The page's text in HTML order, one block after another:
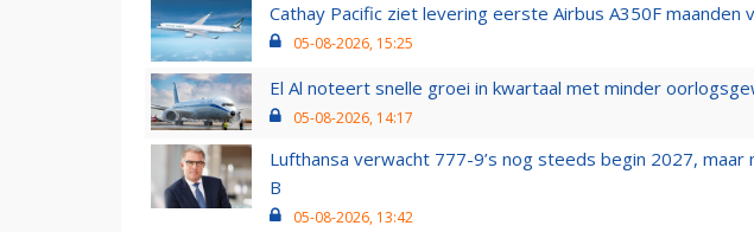
Cathay Pacific ziet levering eerste Airbus A350F maanden
05-08-2026, 15:25
El Al noteert snelle groei in kwartaal met minder
05-08-2026, 14:17
Lufthansa verwacht 777-9’s nog steeds begin 2027, maar
B
05-08-2026, 13:42